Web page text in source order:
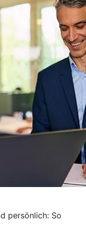
persönlich: So